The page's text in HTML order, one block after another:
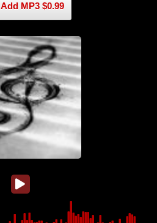
Add MP3 $0.99